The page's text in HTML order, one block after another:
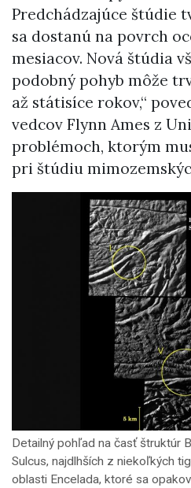
Predchádzajúce štúdie
sa dostanú na povrch
mesiacov. Nová štúdia
podobný pohyb môže
až státisíce rokov,“
vedcov Flynn Ames z
problémoch, ktorým
pri štúdiu
Detailný pohľad na časť štruktúr
Sulcus, najdlhších z niekoľkých
oblasti Encelada, ktoré sa